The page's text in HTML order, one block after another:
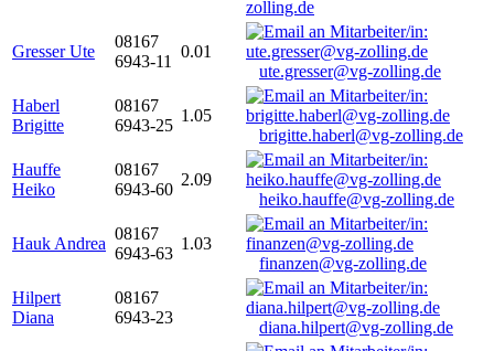
zolling.de
Gresser Ute
08167
6943-11
0.01
ute.gresser@vg-zolling.de
Haberl
Brigitte
08167
6943-25
1.05
brigitte.haberl@vg-zolling.de
Hauffe
Heiko
08167
6943-60
2.09
heiko.hauffe@vg-zolling.de
Hauk Andrea
08167
6943-63
1.03
finanzen@vg-zolling.de
Hilpert
Diana
08167
6943-23
diana.hilpert@vg-zolling.de